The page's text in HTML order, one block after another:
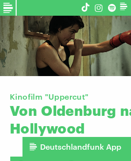
Kinofilm "Uppercut"
Von Oldenburg
Hollywood
Deutschlandfunk App